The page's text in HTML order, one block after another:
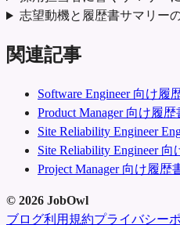
志望動機と履歴書サマリー
関連記事
Software Engineer 向け履
Product Manager 向け履
Site Reliability Engineer
Site Reliability Engineer
Project Manager 向け履歴
© 2026 JobOwl
ブログ利用規約プライバシー